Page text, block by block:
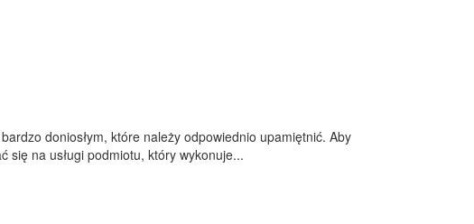
doniosłym, które należy odpowiednio upamiętnić. Aby
się na usługi podmiotu, który wykonuje...